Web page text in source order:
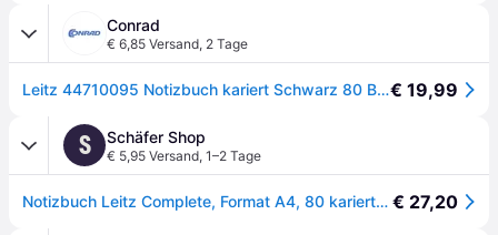
Conrad
€ 6,85 Versand, 2 Tage
Leitz 44710095 Notizbuch kariert Schwarz 80 Blatt DIN A4 - [Schwarz]€ 19,99
S Schäfer Shop
€ 5,95 Versand, 1–2 Tage
Notizbuch Leitz Complete, Format A4, 80 karierte Blatt, Hardcover-Einband, Lederoptik, FSC®-zertifiziert, schwarz € 27,20